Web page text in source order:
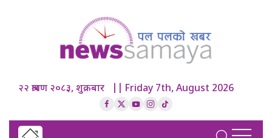
२२ श्रावण २०८३, शुक्रबार || Friday 7th, August 2026